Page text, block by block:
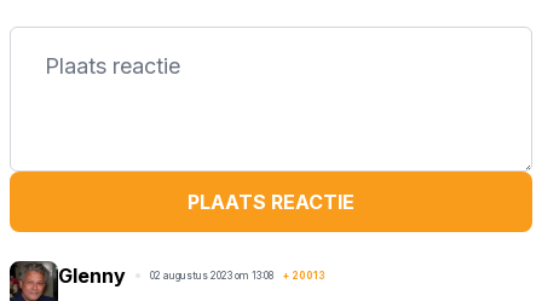
PLAATS REACTIE
Glenny 02 augustus 2023 om 13:08 + 20013